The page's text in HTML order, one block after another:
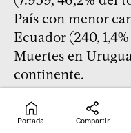
País con menor
Ecuador (240,
Muertes en
continente.
Las causas de
Portada Compartir